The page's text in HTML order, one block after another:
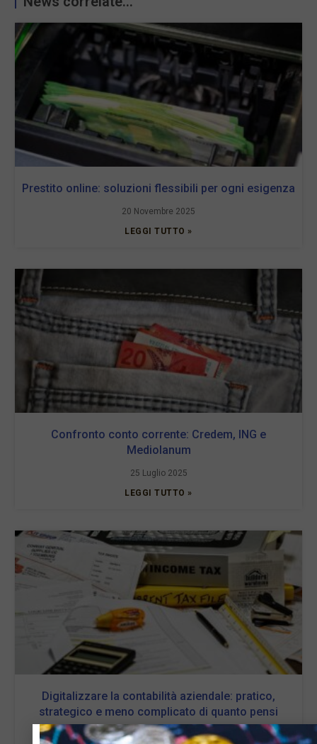
Prestito online: soluzioni flessibili per ogni esigenza
20 Novembre 2025
LEGGI TUTTO »
Confronto conto corrente: Credem, ING e
Mediolanum
25 Luglio 2025
LEGGI TUTTO »
Digitalizzare la contabilità aziendale: pratico,
strategico e meno complicato di quanto pensi
30 Maggio 2025